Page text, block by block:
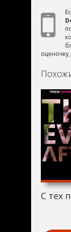
С тех